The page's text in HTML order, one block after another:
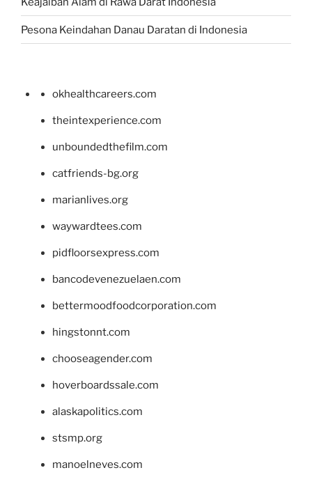
Pesona Keindahan Danau Daratan di Indonesia
okhealthcareers.com
theintexperience.com
unboundedthefilm.com
catfriends-bg.org
marianlives.org
waywardtees.com
pidfloorsexpress.com
bancodevenezuelaen.com
bettermoodfoodcorporation.com
hingstonnt.com
chooseagender.com
hoverboardssale.com
alaskapolitics.com
stsmp.org
manoelneves.com